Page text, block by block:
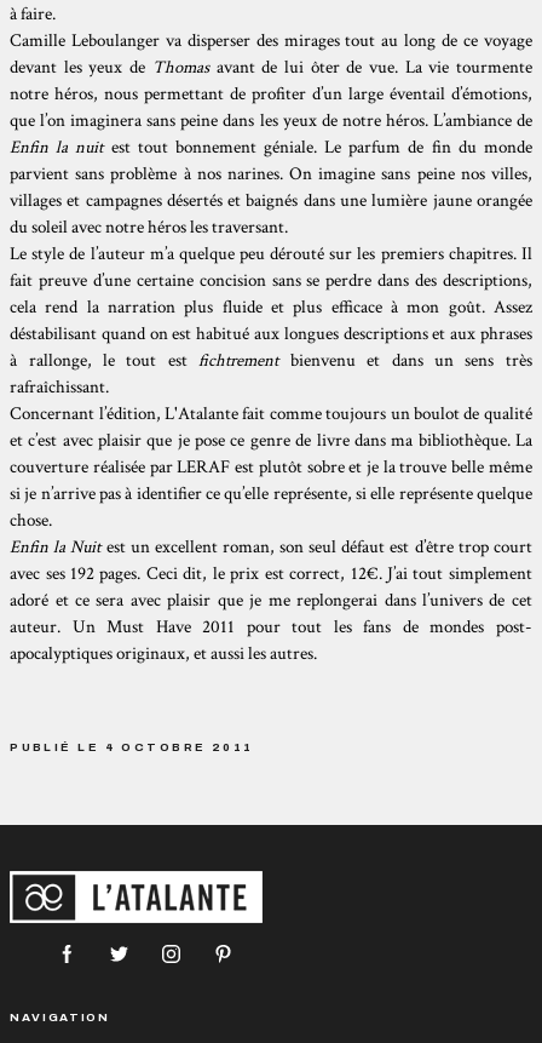
à faire.
Camille Leboulanger va disperser des mirages tout au long de ce voyage
devant les yeux de Thomasavant de lui ôter de vue. La vie tourmente
notre héros, nous permettant de profiter d’un large éventail d’émotions,
que l’on imaginera sans peine dans les yeux de notre héros. L’ambiance de
Enfin la nuitest tout bonnement géniale. Le parfum de fin du monde
parvient sans problème à nos narines. On imagine sans peine nos villes,
villages et campagnes désertés et baignés dans une lumière jaune orangée
du soleil avec notre héros les traversant.
Le style de l’auteur m’a quelque peu dérouté sur les premiers chapitres. Il
fait preuve d’une certaine concision sans se perdre dans des descriptions,
cela rend la narration plus fluide et plus efficace à mon goût. Assez
déstabilisant quand on est habitué aux longues descriptions et aux phrases
à rallonge, le tout estfichtrementbienvenu et dans un sens très
rafraîchissant.
Concernant l’édition, L'Atalante fait comme toujours un boulot de qualité
et c’est avec plaisir que je pose ce genre de livre dans ma bibliothèque. La
couverture réalisée par LERAF est plutôt sobre et je la trouve belle même
si je n’arrive pas à identifier ce qu’elle représente, si elle représente quelque
chose.
Enfin la Nuitest un excellent roman, son seul défaut est d’être trop court
avec ses 192 pages. Ceci dit, le prix est correct, 12€. J’ai tout simplement
adoré et ce sera avec plaisir que je me replongerai dans l’univers de cet
auteur. Un Must Have 2011 pour tout les fans de mondes post-
apocalyptiques originaux, et aussi les autres.
PUBLIÉ LE 4 OCTOBRE 2011
NAVIGATION